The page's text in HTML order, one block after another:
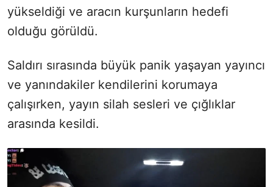
yükseldiği ve aracın kurşunların hedefi
olduğu görüldü.
Saldırı sırasında büyük panik yaşayan yayıncı
ve yanındakiler kendilerini korumaya
çalışırken, yayın silah sesleri ve çığlıklar
arasında kesildi.